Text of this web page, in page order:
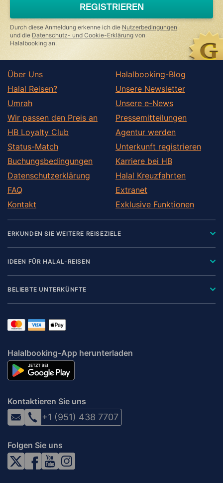
ignore
this
field
REGISTRIEREN
Durch diese Anmeldung erkenne ich die Nutzerbedingungen
und die Datenschutz- und Cookie-Erklärung von
Halalbooking an.
Über Uns
Halal Reisen?
Umrah
Wir passen den Preis an
HB Loyalty Club
Status-Match
Buchungsbedingungen
Datenschutzerklärung
FAQ
Kontakt
Halalbooking-Blog
Unsere Newsletter
Unsere e-News
Pressemitteilungen
Agentur werden
Unterkunft registrieren
Karriere bei HB
Halal Kreuzfahrten
Extranet
Exklusive Funktionen
ERKUNDEN SIE WEITERE REISEZIELE
IDEEN FÜR HALAL-REISEN
BELIEBTE UNTERKÜNFTE
Halalbooking-App herunterladen
Kontaktieren Sie uns
+1 (951) 438 7707
Folgen Sie uns